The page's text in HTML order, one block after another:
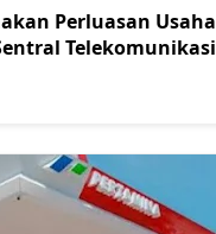
Perluasan Usaha
Telekomunikasi